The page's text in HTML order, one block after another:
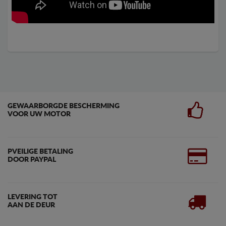
GEWAARBORGDE BESCHERMING
VOOR UW MOTOR
PVEILIGE BETALING
DOOR PAYPAL
LEVERING TOT
AAN DE DEUR